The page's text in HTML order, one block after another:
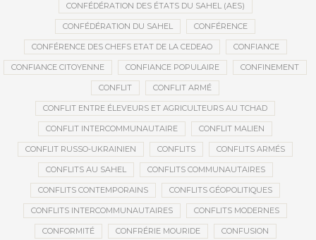
CONFÉDÉRATION DES ÉTATS DU SAHEL (AES)
CONFÉDÉRATION DU SAHEL CONFÉRENCE
CONFÉRENCE DES CHEFS ETAT DE LA CEDEAO CONFIANCE
CONFIANCE CITOYENNE CONFIANCE POPULAIRE CONFINEMENT
CONFLIT CONFLIT ARMÉ
CONFLIT ENTRE ÉLEVEURS ET AGRICULTEURS AU TCHAD
CONFLIT INTERCOMMUNAUTAIRE CONFLIT MALIEN
CONFLIT RUSSO-UKRAINIEN CONFLITS CONFLITS ARMÉS
CONFLITS AU SAHEL CONFLITS COMMUNAUTAIRES
CONFLITS CONTEMPORAINS CONFLITS GÉOPOLITIQUES
CONFLITS INTERCOMMUNAUTAIRES CONFLITS MODERNES
CONFORMITÉ CONFRÉRIE MOURIDE CONFUSION